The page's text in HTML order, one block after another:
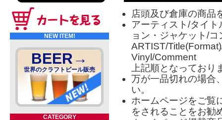
NEW ITEM!
BEER→
世界のクラフトビール販売
CATEGORY
店頭及び倉庫の商品
アーティスト/タイ
ョン・ジャケット/
ARTIST/
Vinyl/Comment
上記順となっており
万が一品切れの場合
い。
ホームページをご覧
をされることをお勧